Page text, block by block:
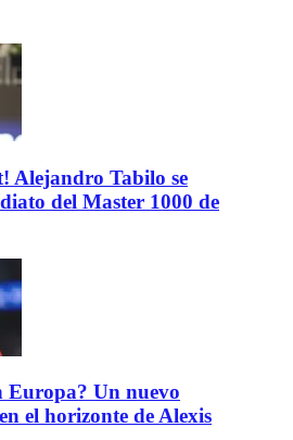
Alejandro Tabilo se
del Master 1000 de
Europa? Un nuevo
el horizonte de Alexis